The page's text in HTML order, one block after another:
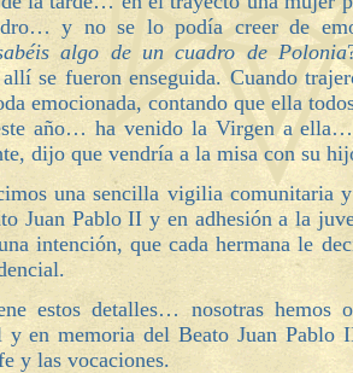
y no se lo podía creer de
algo de un cuadro de Polonia
se fueron enseguida. Cuando
emocionada, contando que ella
año… ha venido la Virgen a ella…
dijo que vendría a la misa con su
una sencilla vigilia comunitaria
Juan Pablo II y en adhesión a la
intención, que cada hermana le
estos detalles… nosotras hemos
y en memoria del Beato Juan
y las vocaciones.